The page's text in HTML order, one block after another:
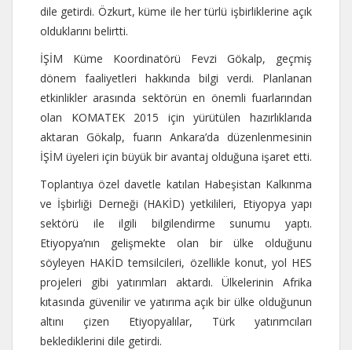
dile getirdi. Özkurt, küme ile her türlü işbirliklerine açık
olduklarını belirtti.
İŞİM Küme Koordinatörü Fevzi Gökalp, geçmiş
dönem faaliyetleri hakkında bilgi verdi. Planlanan
etkinlikler arasında sektörün en önemli fuarlarından
olan KOMATEK 2015 için yürütülen hazırlıklarıda
aktaran Gökalp, fuarın Ankara’da düzenlenmesinin
İŞİM üyeleri için büyük bir avantaj olduğuna işaret etti.
Toplantıya özel davetle katılan Habeşistan Kalkınma
ve İşbirliği Derneği (HAKİD) yetkilileri, Etiyopya yapı
sektörü ile ilgili bilgilendirme sunumu yaptı.
Etiyopya’nın gelişmekte olan bir ülke olduğunu
söyleyen HAKİD temsilcileri, özellikle konut, yol HES
projeleri gibi yatırımları aktardı. Ülkelerinin Afrika
kıtasında güvenilir ve yatırıma açık bir ülke olduğunun
altını çizen Etiyopyalılar, Türk yatırımcıları
beklediklerini dile getirdi.